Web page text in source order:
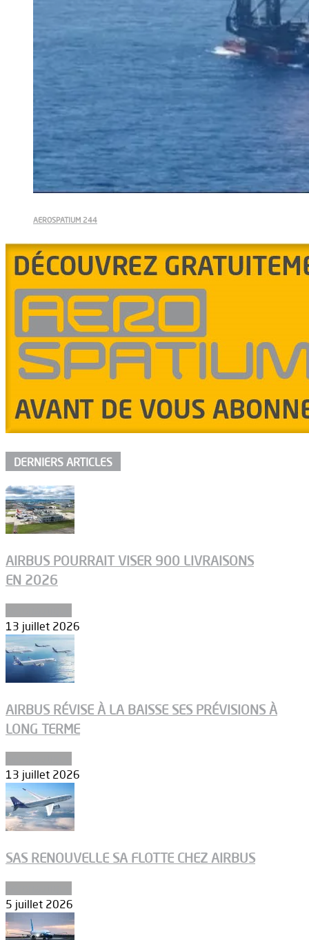
AEROSPATIUM 244
DERNIERS ARTICLES
AIRBUS POURRAIT VISER 900 LIVRAISONS
EN 2026
13 juillet 2026
AIRBUS RÉVISE À LA BAISSE SES PRÉVISIONS À
LONG TERME
13 juillet 2026
SAS RENOUVELLE SA FLOTTE CHEZ AIRBUS
5 juillet 2026